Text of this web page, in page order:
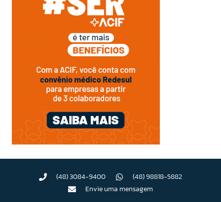
(48) 3084-9400
(48) 98818-5882
Envie uma mensagem